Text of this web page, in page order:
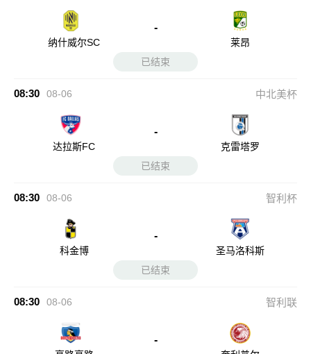
纳什威尔SC
-
莱昂
已结束
08:30 08-06 中北美杯
达拉斯FC
-
克雷塔罗
已结束
08:30 08-06 智利杯
科金博
-
圣马洛科斯
已结束
08:30 08-06 智利联
-